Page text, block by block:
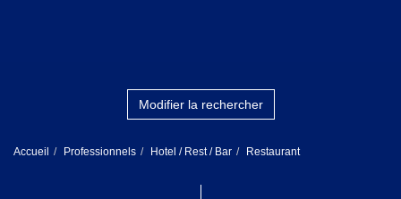
Modifier la rechercher
Accueil Professionnels Hotel / Rest / Bar Restaurant